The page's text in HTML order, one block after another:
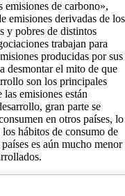
emisiones de carbono»,
emisiones derivadas de los
y pobres de distintos
trabajan para
producidas por sus
desmontar el mito de que
son los principales
emisiones están
gran parte se
en otros países, lo
hábitos de consumo de
es aún mucho menor